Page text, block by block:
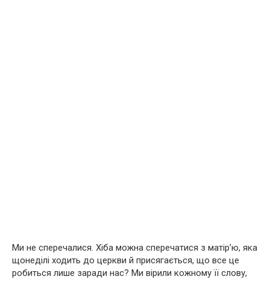
Ми не сперечалися. Хіба можна сперечатися з матір’ю, яка
щонеділі ходить до церкви й присягається, що все це
робиться лише заради нас? Ми вірили кожному її слову,